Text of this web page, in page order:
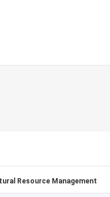
Resource Management